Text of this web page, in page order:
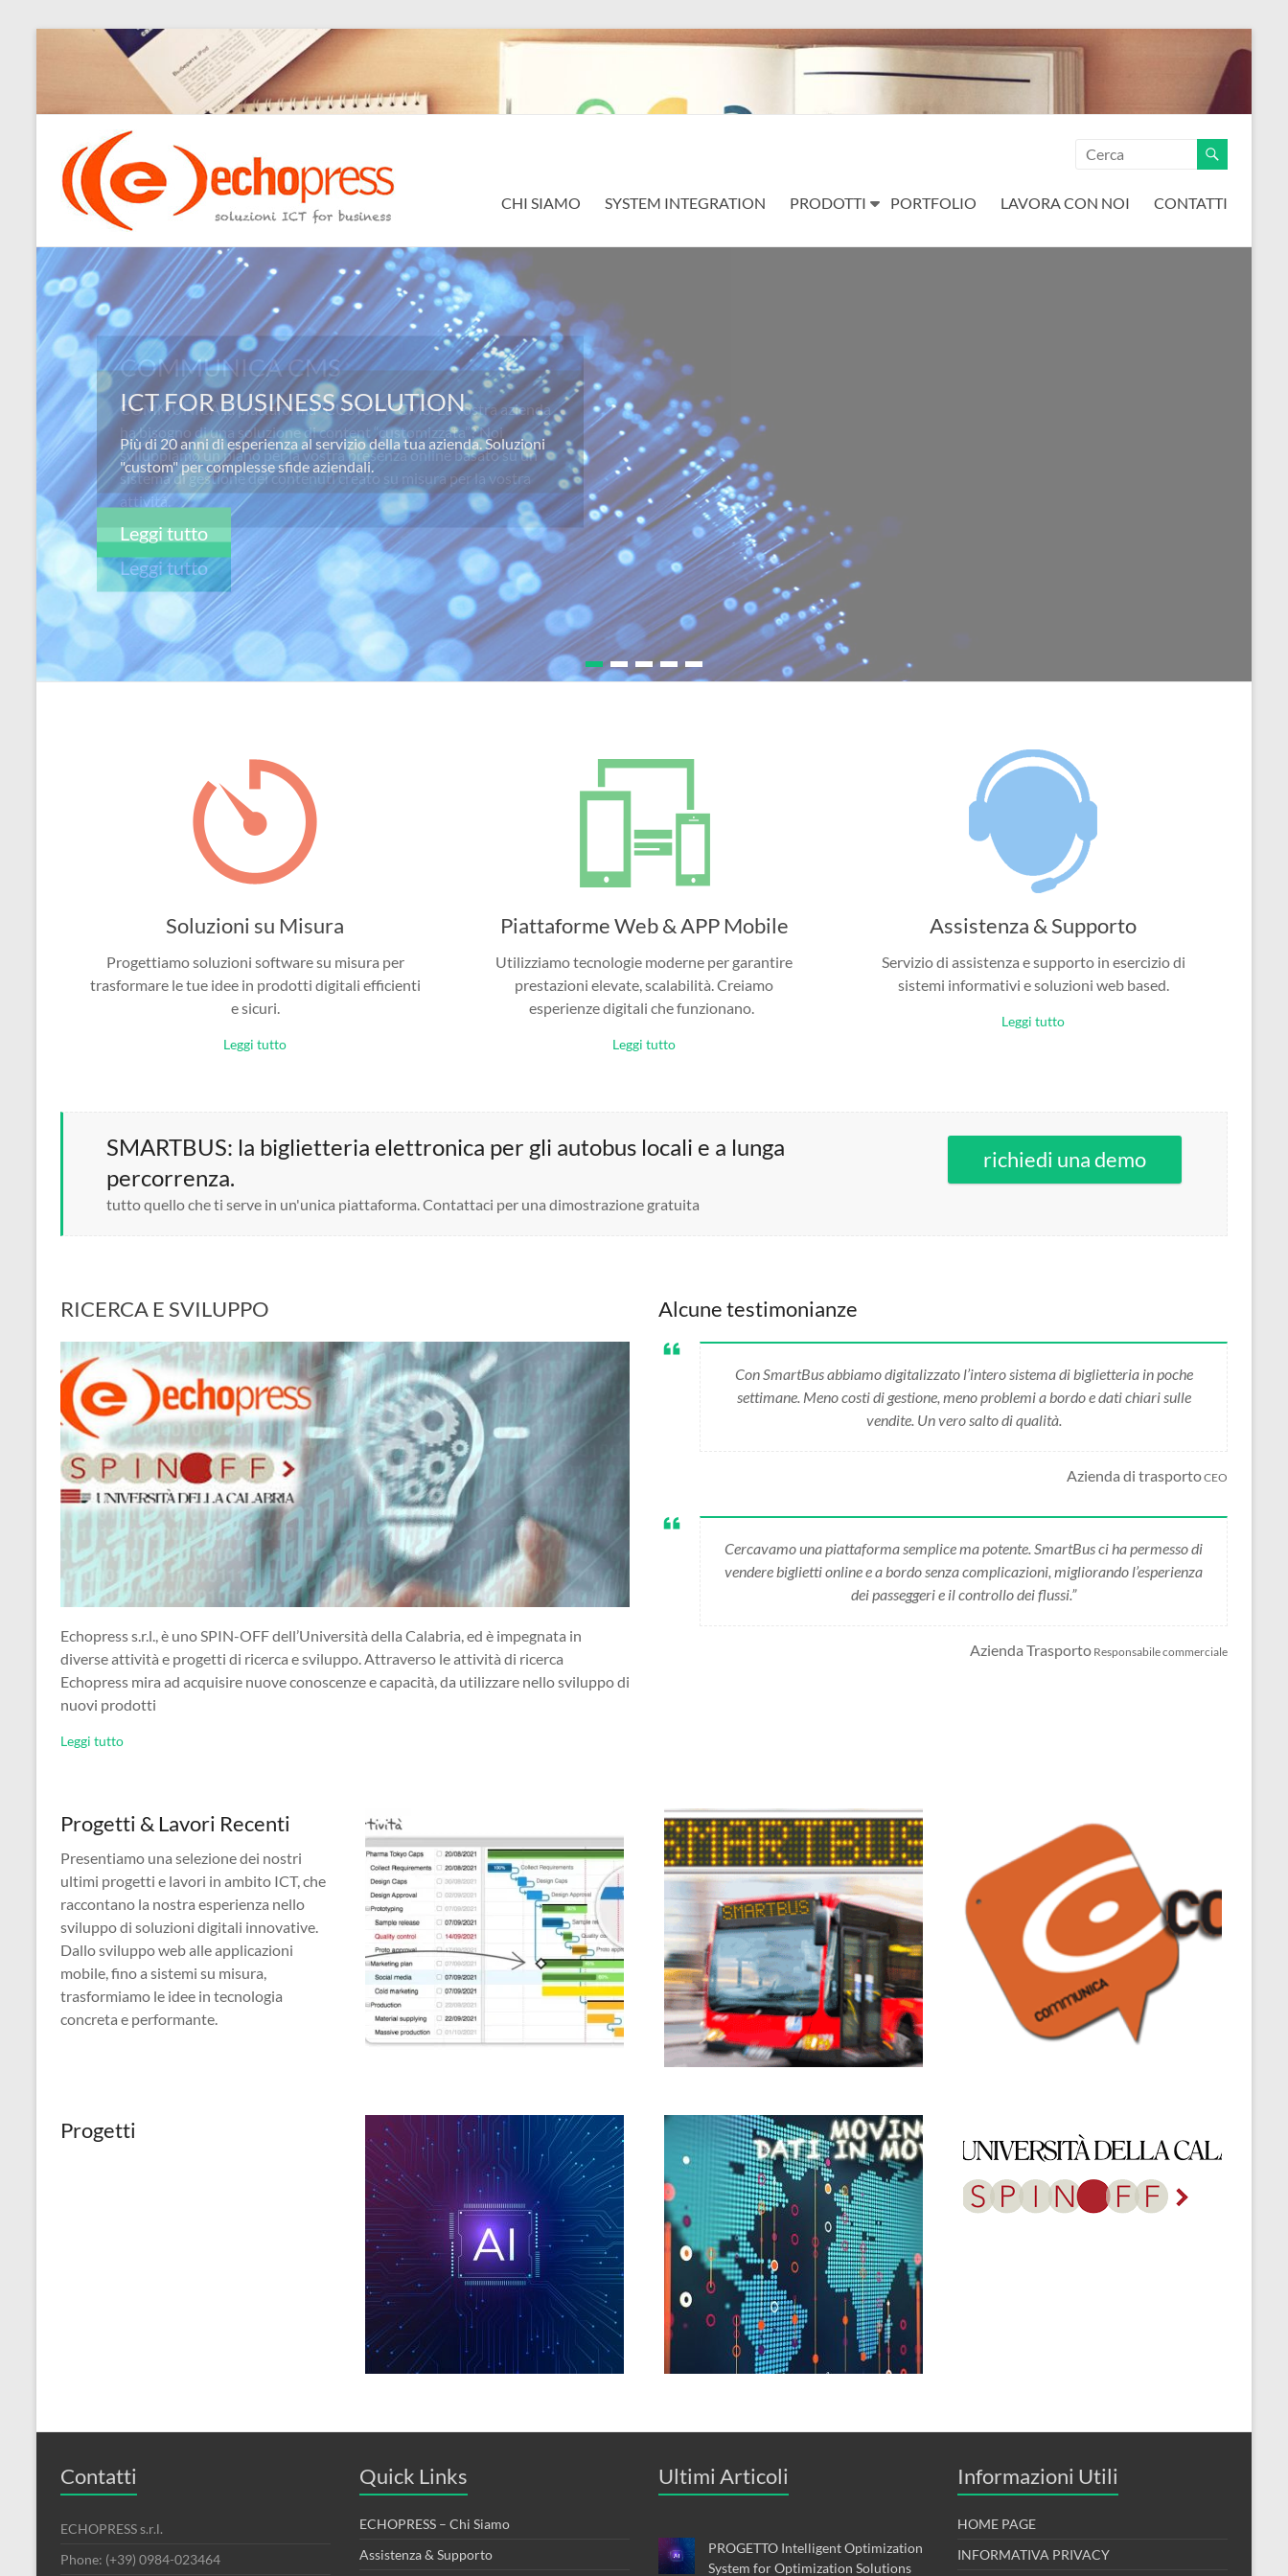
Echopress
s.r.l.
soluzioni
ICT
for
business
Ingegneri
per
passione
CHI SIAMO SYSTEM INTEGRATION PRODOTTI PORTFOLIO LAVORA CON NOI CONTATTI
COMMUNICA CMS
COMMUNICA la piattaforma “CUSTOM” CMS: La vostra azienda
ha bisogno di una soluzione di content “customizzata”? Noi
sviluppiamo un piano per la vostra presenza online basato su un
sistema di gestione dei contenuti creato su misura per la vostra
attivitá.
Leggi tutto
Soluzioni su Misura
Progettiamo soluzioni software su misura per
trasformare le tue idee in prodotti digitali efficienti
e sicuri.
Leggi tutto
Piattaforme Web & APP Mobile
Utilizziamo tecnologie moderne per garantire
prestazioni elevate, scalabilità. Creiamo
esperienze digitali che funzionano.
Leggi tutto
Assistenza & Supporto
Servizio di assistenza e supporto in esercizio di
sistemi informativi e soluzioni web based.
Leggi tutto
SMARTBUS: la biglietteria elettronica per gli autobus locali e a lunga
percorrenza.
tutto quello che ti serve in un'unica piattaforma. Contattaci per una dimostrazione gratuita
richiedi una demo
RICERCA E SVILUPPO
Echopress s.r.l., è uno SPIN-OFF dell’Università della Calabria, ed è impegnata in
diverse attività e progetti di ricerca e sviluppo. Attraverso le attività di ricerca
Echopress mira ad acquisire nuove conoscenze e capacità, da utilizzare nello sviluppo di
nuovi prodotti
Leggi tutto
Alcune testimonianze
Con SmartBus abbiamo digitalizzato l’intero sistema di biglietteria in poche
settimane. Meno costi di gestione, meno problemi a bordo e dati chiari sulle
vendite. Un vero salto di qualità.
Azienda di trasportoCEO
Cercavamo una piattaforma semplice ma potente. SmartBus ci ha permesso di
vendere biglietti online e a bordo senza complicazioni, migliorando l’esperienza
dei passeggeri e il controllo dei flussi.”
Azienda Trasporto Responsabile commerciale
Progetti & Lavori Recenti
Presentiamo una selezione dei nostri
ultimi progetti e lavori in ambito ICT, che
raccontano la nostra esperienza nello
sviluppo di soluzioni digitali innovative.
Dallo sviluppo web alle applicazioni
mobile, fino a sistemi su misura,
trasformiamo le idee in tecnologia
concreta e performante.
Progetti
Contatti
ECHOPRESS s.r.l.
Phone: (+39) 0984-023464
Quick Links
ECHOPRESS – Chi Siamo
Assistenza & Supporto
Ultimi Articoli
PROGETTO Intelligent Optimization
System for Optimization Solutions
Informazioni Utili
HOME PAGE
INFORMATIVA PRIVACY